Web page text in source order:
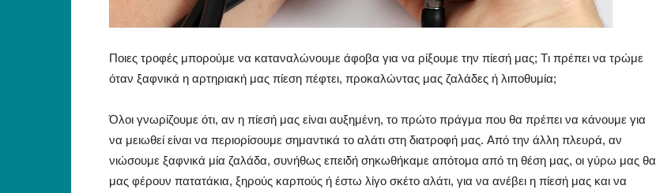
Ποιες τροφές μπορούμε να καταναλώνουμε άφοβα για να ρίξουμε την πίεσή μας; Tι πρέπει να τρώμε
όταν ξαφνικά η αρτηριακή μας πίεση πέφτει, προκαλώντας μας ζαλάδες ή λιποθυμία;
Όλοι γνωρίζουμε ότι, αν η πίεσή μας είναι αυξημένη, το πρώτο πράγμα που θα πρέπει να κάνουμε για
να μειωθεί είναι να περιορίσουμε σημαντικά το αλάτι στη διατροφή μας. Aπό την άλλη πλευρά, αν
νιώσουμε ξαφνικά μία ζαλάδα, συνήθως επειδή σηκωθήκαμε απότομα από τη θέση μας, οι γύρω μας θα
μας φέρουν πατατάκια, ξηρούς καρπούς ή έστω λίγο σκέτο αλάτι, για να ανέβει η πίεσή μας και να